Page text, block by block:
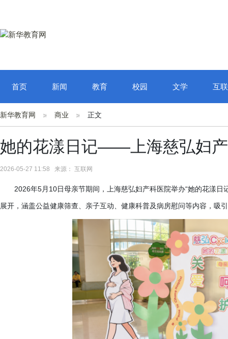
首页 新闻 教育 校园 文学 互
新华教育网 商业 正文
她的花漾日记——上海慈弘妇
2026-05-27 11:58 来源： 互联网
2026年5月10日母亲节期间，上海慈弘妇产科医院举办“她的花漾
展开，涵盖公益健康筛查、亲子互动、健康科普及病房慰问等内容，吸